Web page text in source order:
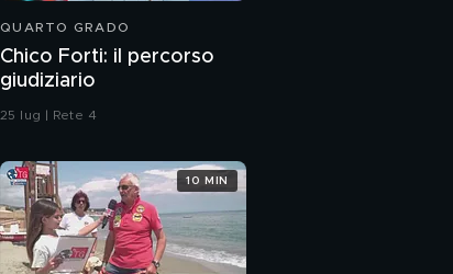
QUARTO GRADO
Chico Forti: il percorso
giudiziario
25 lug | Rete 4
10 MIN